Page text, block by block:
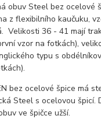
obuv Steel bez ocelové
z flexibilního kaučuku,
Velikosti 36 - 41 mají
vzor na fotkách),
typu s
bez ocelové špice má
Steel s ocelovou špicí.
ve špičce užší.